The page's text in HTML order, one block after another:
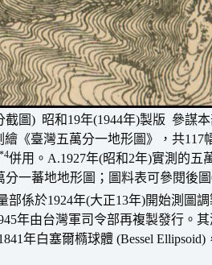
圖) 昭和19年(1944年)製版 參謀本
《臺灣五萬分一地形圖》，共117
併用。A.1927年(昭和2年)實測的五
一蕃地地形圖；圖料表可參閱後
係於1924年(大正13年)開始測圖
年由台灣軍司令部再複製發行。
年白塞爾橢球體 (Bessel Ellipsoid)